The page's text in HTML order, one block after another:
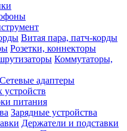
Витая пара, патч-корды
Розетки, коннекторы
Коммутаторы,
Сетевые адаптеры
питания
Зарядные устройства
Держатели и подставки